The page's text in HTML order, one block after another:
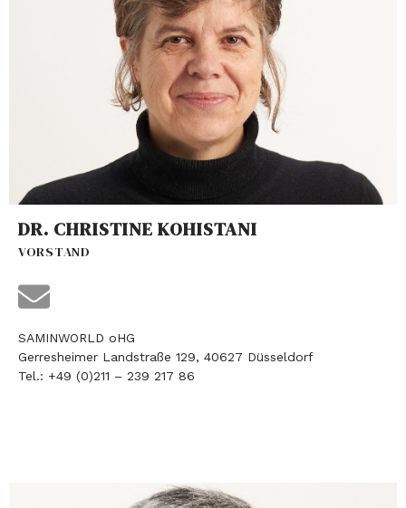
DR. CHRISTINE KOHISTANI
VORSTAND
SAMINWORLD oHG
Gerresheimer Landstraße 129, 40627 Düsseldorf
Tel.: +49 (0)211 – 239 217 86